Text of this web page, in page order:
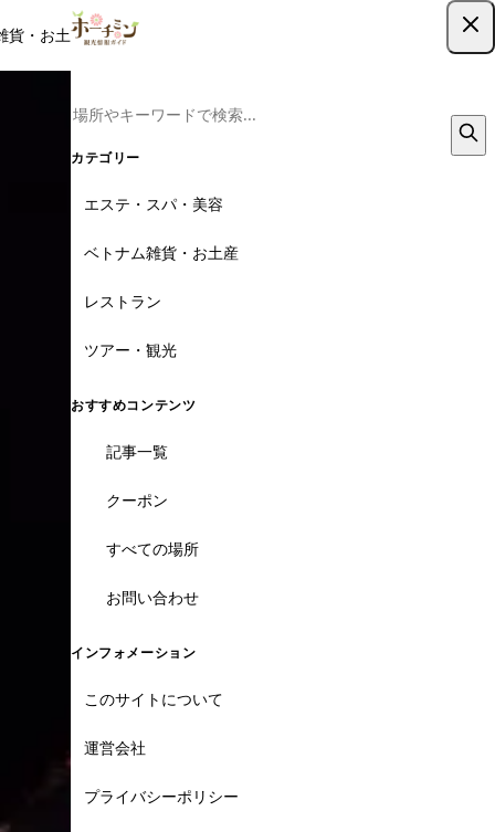
貨・お土産レストラン
カテゴリー
エステ・スパ・美容
ベトナム雑貨・お土産
レストラン
ツアー・観光
おすすめコンテンツ
記事一覧
クーポン
すべての場所
お問い合わせ
インフォメーション
このサイトについて
運営会社
プライバシーポリシー